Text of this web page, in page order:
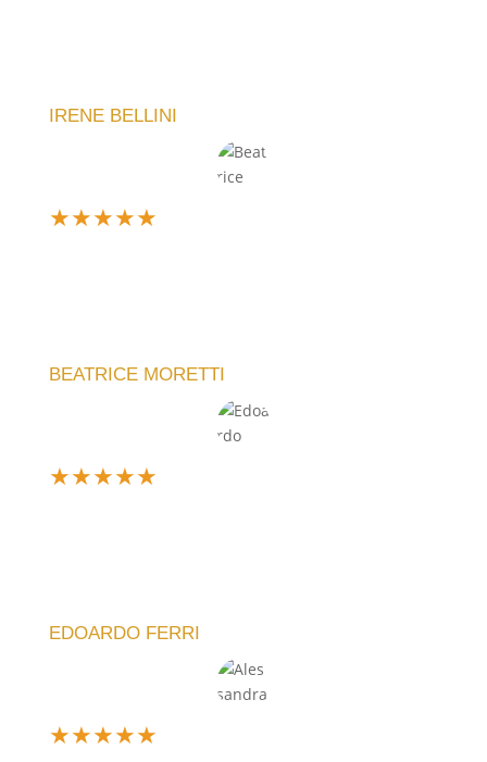
IRENE BELLINI
★★★★★
BEATRICE MORETTI
★★★★★
EDOARDO FERRI
★★★★★